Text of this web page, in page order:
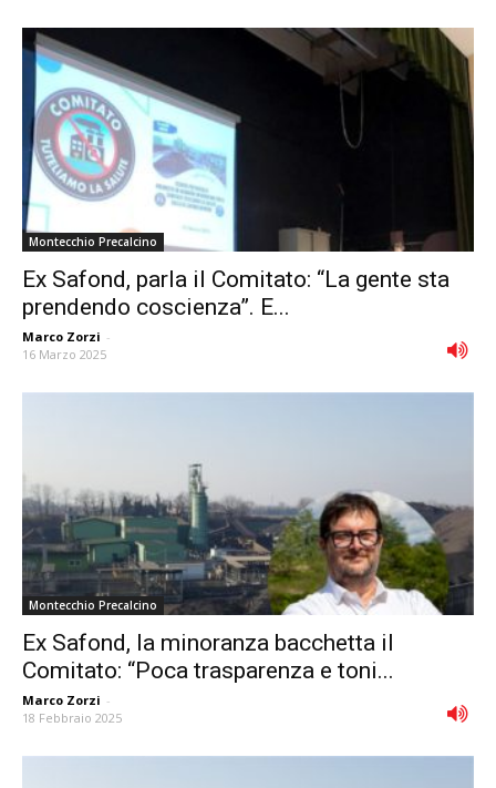
Montecchio Precalcino
Ex Safond, parla il Comitato: “La gente sta
prendendo coscienza”. E...
Marco Zorzi -
16 Marzo 2025
Montecchio Precalcino
Ex Safond, la minoranza bacchetta il
Comitato: “Poca trasparenza e toni...
Marco Zorzi -
18 Febbraio 2025